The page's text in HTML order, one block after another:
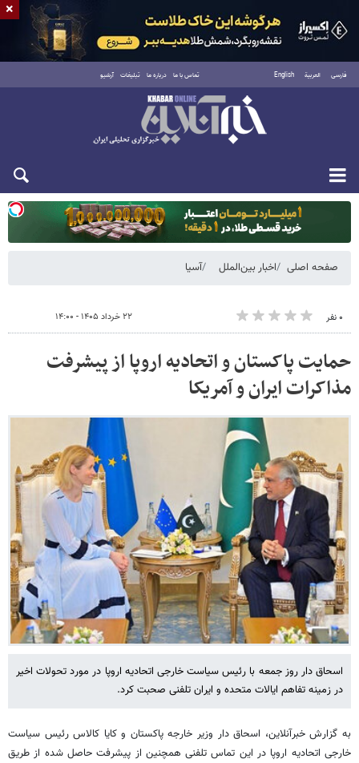
فارسی العربية English تماس با ما درباره ما تبلیغات آرشیو
یکشنبه ۱۸ مرداد ۱۴۰۵
صفحه اصلی اخبار بین‌الملل آسیا
۰ نفر ۲۲ خرداد ۱۴۰۵ - ۱۴:۰۰
حمایت پاکستان و اتحادیه اروپا از پیشرفت
مذاکرات ایران و آمریکا
اسحاق دار روز جمعه با رئیس سیاست خارجی اتحادیه اروپا در مورد تحولات اخیر
در زمینه تفاهم ایالات متحده و ایران تلفنی صحبت کرد.
به گزارش خبرآنلاین، اسحاق دار وزیر خارجه پاکستان و کایا کالاس رئیس سیاست
خارجی اتحادیه اروپا در این تماس تلفنی همچنین از پیشرفت حاصل شده از طریق
×